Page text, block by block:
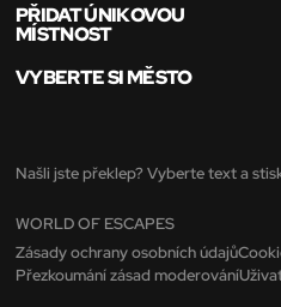
PŘIDAT ÚNIKOVOU
MÍSTNOST
VYBERTE SI MĚSTO
Našli jste překlep? Vyberte text a
WORLD OF ESCAPES
Zásady ochrany osobních údajů
Přezkoumání zásad moderování